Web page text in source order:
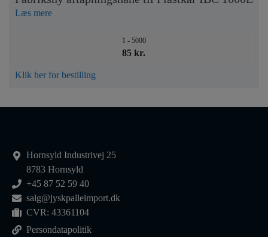
Læs mere
1 - 5000
85 kr.
Klik her for bestilling
Hornsyld Industrivej 25
8783 Hornsyld
+45 87 52 59 40
salg@jyskpalleimport.dk
CVR: 43361104
Persondatapolitik